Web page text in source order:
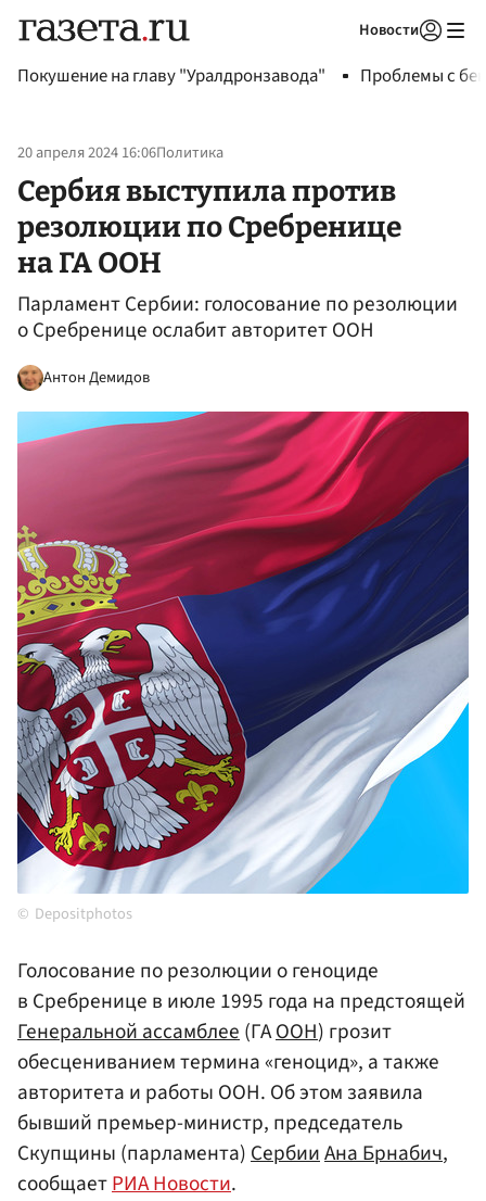
Новости
Покушение на главу "Уралдронзавода" Проблемы с
20 апреля 2024 16:06Политика
Сербия выступила против
резолюции по Сребренице
на ГА ООН
Парламент Сербии: голосование по резолюции
о Сребренице ослабит авторитет ООН
Антон Демидов
Depositphotos
Голосование по резолюции о геноциде
в Сребренице в июле 1995 года на предстоящей
Генеральной ассамблее(ГАООН) грозит
обесцениванием термина «геноцид», а также
авторитета и работы ООН. Об этом заявила
бывший премьер-министр, председатель
Скупщины (парламента)СербииАна Брнабич,
сообщаетРИА Новости.